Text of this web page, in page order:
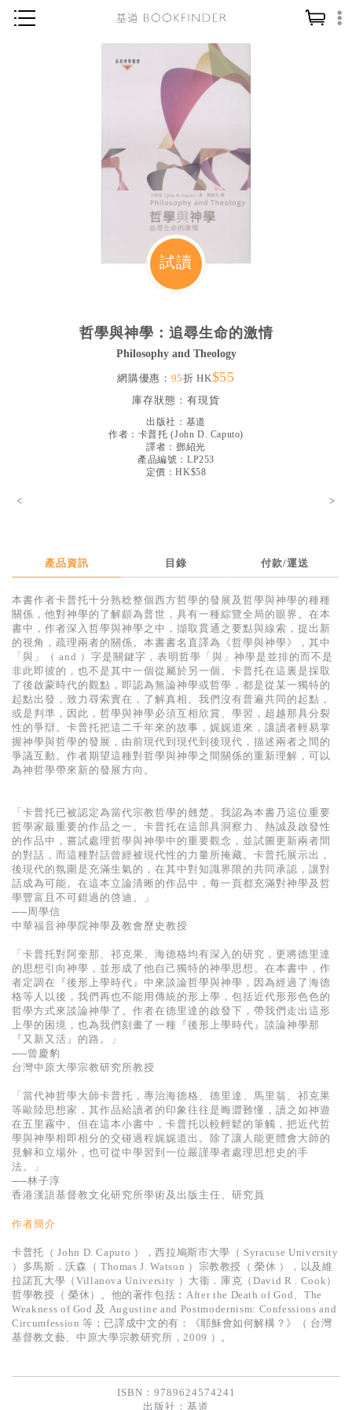
神學／教義
教會歷史
哲學／宗教比較
暢銷榜
中文二手書
英文二手書
精選英文書
電子書
基道 Top 50
試讀
哲學與神學：追尋生命的激情
Philosophy and Theology
網購優惠： 95折 HK$55
庫存狀態： 有現貨
出版社： 基道
作者： 卡普托 (John D. Caputo)
譯者： 鄧紹光
產品編號：LP253
定價：HK$58
< >
產品資訊 目錄 付款/運送
本書作者卡普托十分熟稔整個西方哲學的發展及哲學與神學的種種
關係，他對神學的了解頗為普世，具有一種綜覽全局的眼界。在本
書中，作者深入哲學與神學之中，擷取貫通之要點與線索，提出新
的視角，疏理兩者的關係。本書書名直譯為《哲學與神學》，其中
「與」（ and ）字是關鍵字，表明哲學「與」神學是並排的而不是
非此即彼的，也不是其中一個從屬於另一個。卡普托在這裏是採取
了後啟蒙時代的觀點，即認為無論神學或哲學，都是從某一獨特的
起點出發，致力尋索實在，了解真相。我們沒有普遍共同的起點，
或是判準，因此，哲學與神學必須互相欣賞、學習，超越那具分裂
性的爭辯。卡普托把這二千年來的故事，娓娓道來，讓讀者輕易掌
握神學與哲學的發展，由前現代到現代到後現代，描述兩者之間的
爭議互動。作者期望這種對哲學與神學之間關係的重新理解，可以
為神哲學帶來新的發展方向。
「卡普托已被認定為當代宗教哲學的翹楚。我認為本書乃這位重要
哲學家最重要的作品之一。卡普托在這部具洞察力、熱誠及啟發性
的作品中，嘗試處理哲學與神學中的重要觀念，並試圖更新兩者間
的對話，而這種對話曾經被現代性的力量所掩藏。卡普托展示出，
後現代的氛圍是充滿生氣的，在其中對知識界限的共同承認，讓對
話成為可能。在這本立論清晰的作品中，每一頁都充滿對神學及哲
學豐富且不可錯過的啓迪。」
──周學信
中華福音神學院神學及教會歷史教授
「卡普托對阿奎那、祁克果、海德格均有深入的研究，更將德里達
的思想引向神學，並形成了他自己獨特的神學思想。在本書中，作
者定調在『後形上學時代』中來談論哲學與神學，因為經過了海德
格等人以後，我們再也不能用傳統的形上學，包括近代形形色色的
哲學方式來談論神學了。作者在德里達的啟發下，帶我們走出這形
上學的困境，也為我們刻畫了一種『後形上學時代』談論神學那
『又新又活』的路。」
──曾慶豹
台灣中原大學宗教研究所教授
「當代神哲學大師卡普托，專治海德格、德里達、馬里翁、祁克果
等歐陸思想家，其作品給讀者的印象往往是晦澀難懂，讀之如神遊
在五里霧中。但在這本小書中，卡普托以較輕鬆的筆觸，把近代哲
學與神學相即相分的交碰過程娓娓道出。除了讓人能更體會大師的
見解和立場外，也可從中學習到一位嚴謹學者處理思想史的手
法。」
──林子淳
香港漢語基督教文化研究所學術及出版主任、研究員
作者簡介
卡普托（ John D. Caputo ），西拉鳩斯市大學（ Syracuse University
）多馬斯．沃森（ Thomas J. Watson ）宗教教授（ 榮休 ），以及維
拉諾瓦大學（Villanova University ）大衞．庫克（David R . Cook）
哲學教授（ 榮休）。他的著作包括︰After the Death of God、The
Weakness of God 及 Augustine and Postmodernism: Confessions and
Circumfession 等；已譯成中文的有：《耶穌會如何解構？》（ 台灣
基督教文藝、中原大學宗教研究所，2009 ）。
ISBN：9789624574241
出版社： 基道